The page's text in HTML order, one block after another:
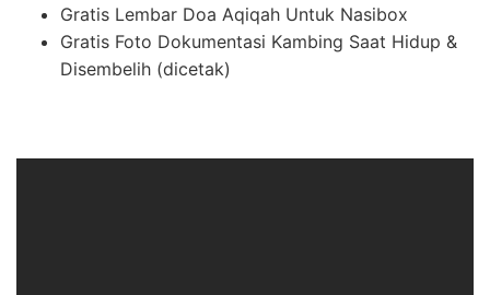
Gratis Lembar Doa Aqiqah Untuk Nasibox
Gratis Foto Dokumentasi Kambing Saat Hidup &
Disembelih (dicetak)